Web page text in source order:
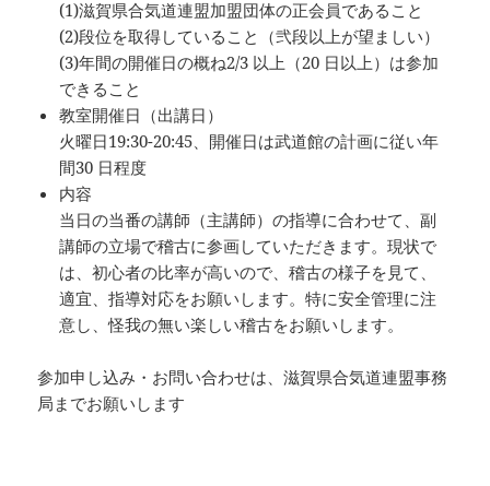
(1)滋賀県合気道連盟加盟団体の正会員であること
(2)段位を取得していること（弐段以上が望ましい）
(3)年間の開催日の概ね2/3 以上（20 日以上）は参加
できること
教室開催日（出講日）
火曜日19:30-20:45、開催日は武道館の計画に従い年
間30 日程度
内容
当日の当番の講師（主講師）の指導に合わせて、副
講師の立場で稽古に参画していただきます。現状で
は、初心者の比率が高いので、稽古の様子を見て、
適宜、指導対応をお願いします。特に安全管理に注
意し、怪我の無い楽しい稽古をお願いします。
参加申し込み・お問い合わせは、滋賀県合気道連盟事務
局までお願いします